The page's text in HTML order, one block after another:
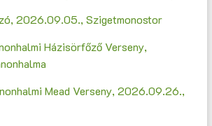
2026.09.05., Szigetmonostor
Házisörfőző Verseny,
Mead Verseny, 2026.09.26.,